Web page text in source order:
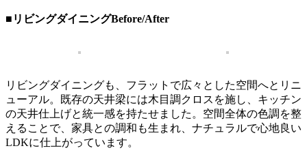
■リビングダイニングBefore/After
リビングダイニングも、フラットで広々とした空間へとリニ
ューアル。既存の天井梁には木目調クロスを施し、キッチン
の天井仕上げと統一感を持たせました。空間全体の色調を整
えることで、家具との調和も生まれ、ナチュラルで心地良い
LDKに仕上がっています。